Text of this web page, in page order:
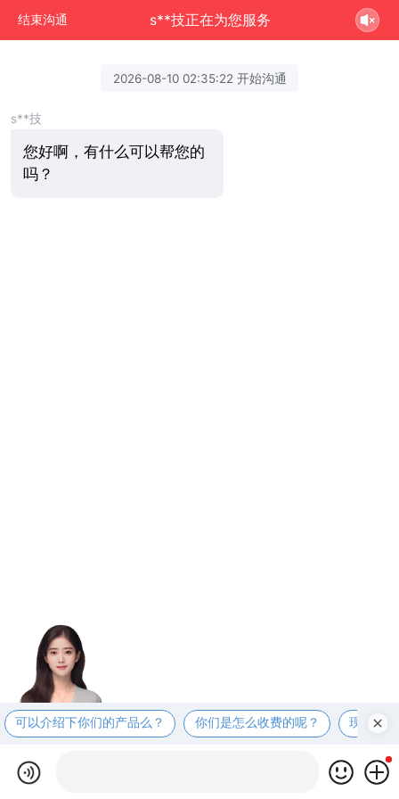
结束沟通 s**技正在为您服务
2026-08-10 02:35:22 开始沟通
s**技
您好啊，有什么可以帮您的
吗？
可以介绍下你们的产品么？ 你们是怎么收费的呢？ 现在有